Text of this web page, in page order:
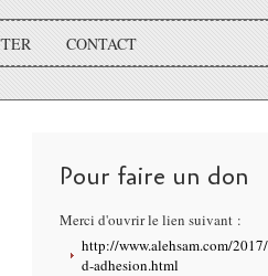
CONTACT
Pour faire un don
Merci d'ouvrir le lien suivant :
http://www.alehsam.com/
d-adhesion.html